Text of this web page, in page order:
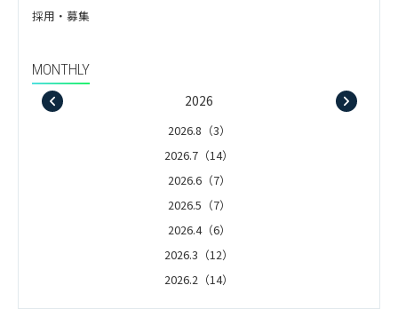
採用・募集
MONTHLY
2026
2026.8（3）
2026.7（14）
2026.6（7）
2026.5（7）
2026.4（6）
2026.3（12）
2026.2（14）
2026.1（5）